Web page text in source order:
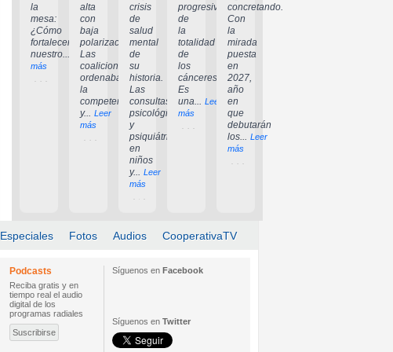
la
mesa:
¿Cómo
fortalecer
nuestro...
Leer
más
alta
con
baja
polarización.
Las
coaliciones
ordenaban
la
competencia
y... Leer
más
crisis
de
salud
mental
de
su
historia.
Las
consultas
psicológicas
y
psiquiátricas
en
niños
y... Leer
más
progresiva
de
la
totalidad
de
los
cánceres".
Es
una... Leer
más
concretando.
Con
la
mirada
puesta
en
2027,
año
en
que
debutarán
los... Leer
más
Especiales Fotos Audios CooperativaTV
Podcasts
Reciba gratis y en
tiempo real el audio
digital de los
programas radiales
Suscribirse
Síguenos en Facebook
Síguenos en Twitter